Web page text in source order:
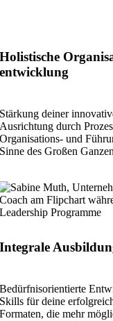
Holistische
entwicklung
Stärkung deiner
Ausrichtung durch
Organisations- und
Sinne des Großen
Integrale
Bedürfnisorientierte
Skills für deine
Formaten, die mehr